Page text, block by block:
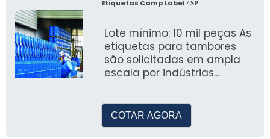
Etiquetas Camp Label / SP
Lote mínimo: 10 mil peças As
etiquetas para tambores
são solicitadas em ampla
escala por indústrias
COTAR AGORA